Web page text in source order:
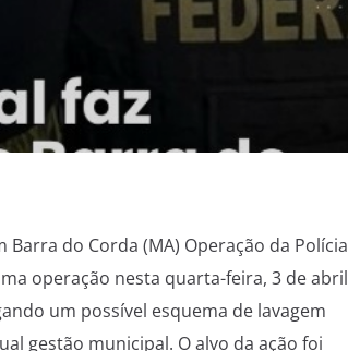
do Corda (MA) Operação da Polícia
operação nesta quarta-feira, 3 de abril
um possível esquema de lavagem
gestão municipal. O alvo da ação foi